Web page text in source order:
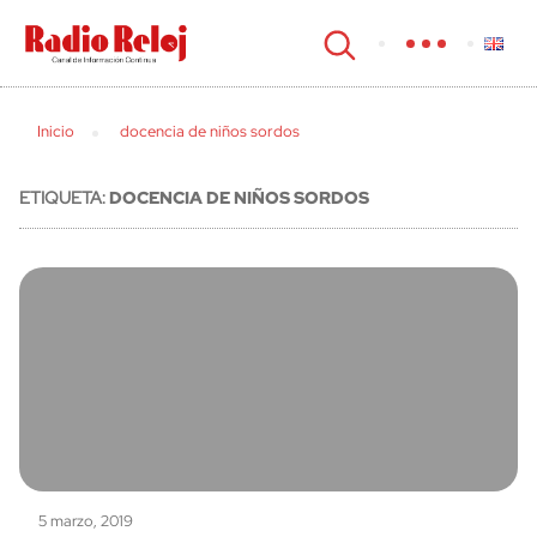
cerrar
Inicio docencia de niños sordos
ETIQUETA:DOCENCIA DE NIÑOS SORDOS
5 marzo, 2019